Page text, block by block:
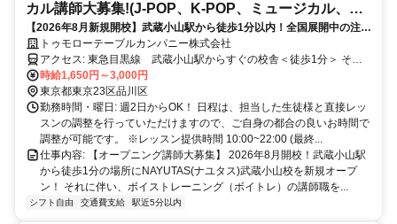
カル講師大募集!(J-POP、K-POP、ミュージカル、話
し方、弾き語りetc)
【2026年8月新規開校】武蔵小山駅から徒歩1分以内！全国展開中の注目
のボイトレ・ダンススクールNAYUTAS（ナユタス）が武蔵小山に初上
陸!!
トゥモローテーブルカンパニー株式会社
アクセス: 東急目黒線 武蔵小山駅からすぐの校舎＜徒歩1分＞ その
他交通手段 東急目黒線 不動前駅 電車2分 東急目黒線 西小山駅
電車1分 JR 目黒駅 電車6分 東急池上線 戸越銀座駅 徒歩18分 /
自転車だと7分 東急東横線 学芸大学駅 徒歩28分 / 自転車だと10分
南北線、三田線、大井町線、田園都市線などからもアクセス良好で
す。 武蔵小山駅を出てバスロータリーのすぐそばにある、ミスター
ドーナツが１階にあるビルの４階です。目黒、戸越、学芸大学周辺な
どからも自転車で10分〜15分の距離にあります♪
時給1,650円～3,000円
東京都東京23区品川区
勤務時間・曜日: 週2日からOK！ 日程は、担当した生徒様と直接レッ
スンの調整を行っていただけますので、ご自身の都合の良いお時間で
調整が可能です。 ※レッスン提供時間 10:00~22:00 (最終...
仕事内容: 【オープニング講師大募集】 2026年8月開校！武蔵小山駅
から徒歩1分の場所にNAYUTAS(ナユタス)武蔵小山校を新規オープ
ン！ それに伴い、ボイストレーニング（ボイトレ）の講師職を...
シフト自由 交通費支給 駅近5分以内